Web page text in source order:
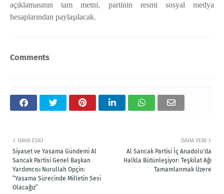
açıklamasının tam metni, partinin resmi sosyal medya
hesaplarından paylaşılacak.
Comments
DAHA YENI
Al Sancak Partisi İç Anadolu'da
Halkla Bütünleşiyor: Teşkilat Ağı
Tamamlanmak Üzere
DAHA ESKI
Siyaset ve Yasama Gündemi Al
Sancak Partisi Genel Başkan
Yardımcısı Nurullah Opçin:
“Yasama Sürecinde Milletin Sesi
Olacağız”